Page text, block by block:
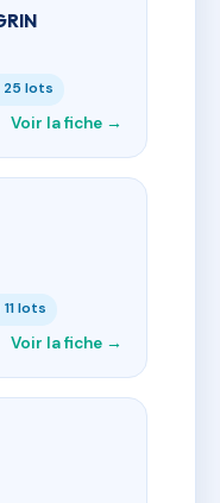
25 lots
Voir la fiche →
11 lots
Voir la fiche →